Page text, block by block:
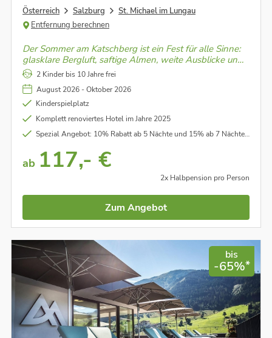
Österreich Salzburg
St. Michael im Lungau
Entfernung berechnen
Der Sommer am Katschberg ist ein Fest für alle Sinne:
glasklare Bergluft, saftige Almen, weite Ausblicke und
herzliche Begegnungen. Von der Katschbergstubn aus
starten Sie direkt ins Abenteuer.
2 Kinder bis 10 Jahre frei
August 2026 - Oktober 2026
Kinderspielplatz
Komplett renoviertes Hotel im Jahre 2025
Spezial Angebot: 10% Rabatt ab 5 Nächte und 15% ab 7 Nächte im gesamten Zeitraum
ab 117,- €
2x Halbpension pro Person
Zum Angebot
bis
-65%*